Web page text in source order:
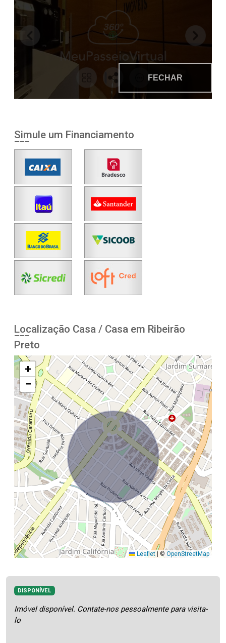
Simule um Financiamento
Localização Casa / Casa em Ribeirão
Preto
+
−
Leaflet | © OpenStreetMap
DISPONÍVEL
Imóvel disponível. Contate-nos pessoalmente para visita-
lo